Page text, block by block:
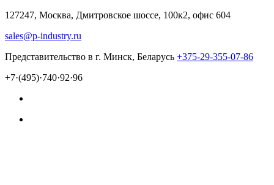
127247, Москва, Дмитровское шоссе, 100к2, офис 604
sales@p-industry.ru
Представительство в г. Минск, Беларусь +375-29-355-07-86
+7·(495)·740·92·96